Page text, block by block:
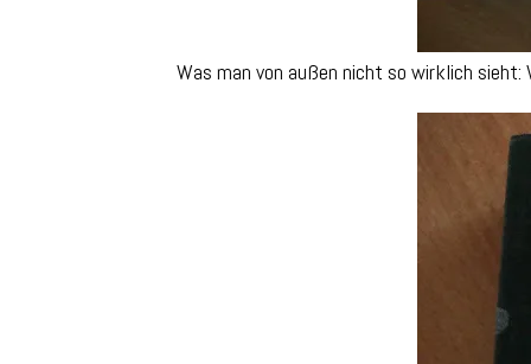
Was man von außen nicht so wirklich